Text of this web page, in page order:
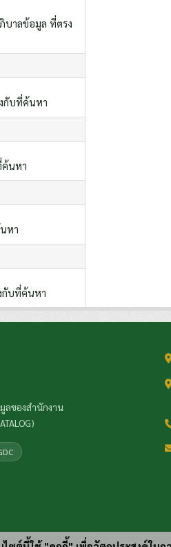
บาลข้อมูล ที่ตรง
กับที่ค้นหา
ค้นหา
หา
บที่ค้นหา
ของสำนักงาน